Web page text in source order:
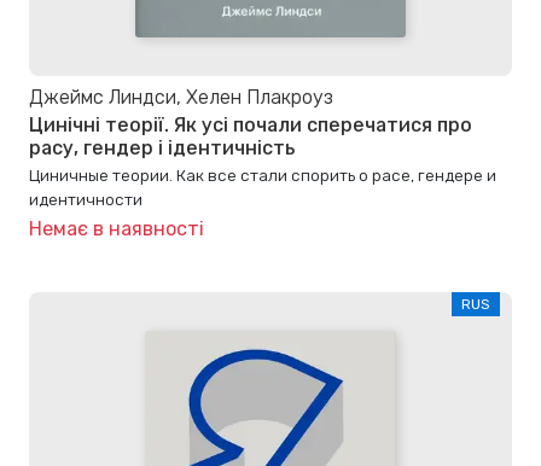
Джеймс Линдси, Хелен Плакроуз
Цинічні теорії. Як усі почали сперечатися про
расу, гендер і ідентичність
Циничные теории. Как все стали спорить о расе, гендере и
идентичности
Немає в наявності
RUS